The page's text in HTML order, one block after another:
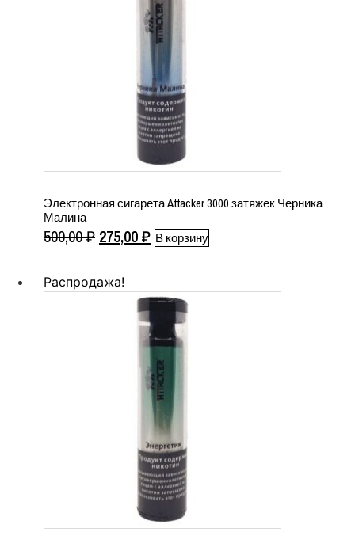
Электронная сигарета Attacker 3000 затяжек Черника
Малина
500,00₽ Первоначальная
составляла
500,00 ₽.
275,00₽Текущая
В корзину
Распродажа!